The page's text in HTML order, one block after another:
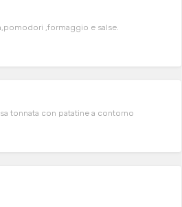
,formaggio e salse.
tonnata con patatine a contorno